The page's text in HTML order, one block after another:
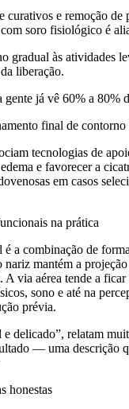
curativos e remoção de
soro fisiológico é
gradual às atividades
liberação.
gente já vê 60% a 80%
final de
tecnologias de
e favorecer a
em casos
na prática
é a combinação de
nariz mantém a
A via aérea tende a
sono e até na
prévia.
delicado”, relatam
— uma descrição
honestas